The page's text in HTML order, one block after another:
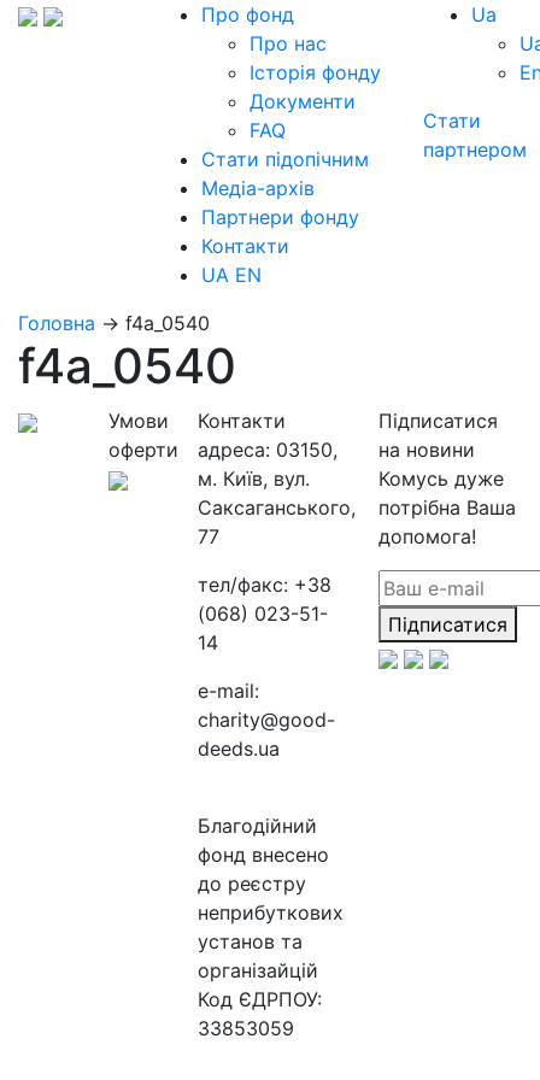
Про фонд
Про нас
Історія фонду
Документи
FAQ
Стати підопічним
Медіа-архів
Партнери фонду
Контакти
UA EN
Ua
Стати
партнером
Головна → f4a_0540
f4a_0540
Умови
оферти
Контакти
адреса: 03150,
м. Київ, вул.
Саксаганського,
77
тел/факс: +38
(068) 023-51-
14
e-mail:
charity@good-
deeds.ua
Благодійний
фонд внесено
до реєстру
неприбуткових
установ та
організайцій
Код ЄДРПОУ:
33853059
Підписатися
на новини
Комусь дуже
потрібна Ваша
допомога!
Підписатися